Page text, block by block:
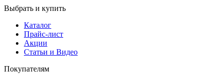
Выбрать и купить
Каталог
Прайс-лист
Акции
Статьи и Видео
Покупателям